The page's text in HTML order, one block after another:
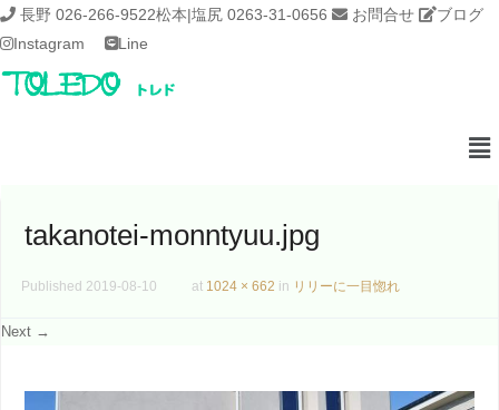
長野 026-266-9522松本|塩尻 0263-31-0656 お問合せ
ブログ
Instagram
Line
takanotei-monntyuu.jpg
Published 2019-08-10 at 1024 × 662 in リリーに一目惚れ
Next →